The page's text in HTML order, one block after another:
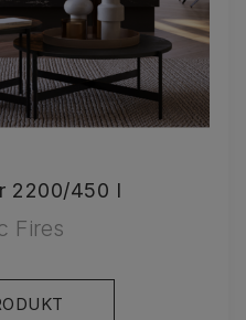
2200/450 I
Fires